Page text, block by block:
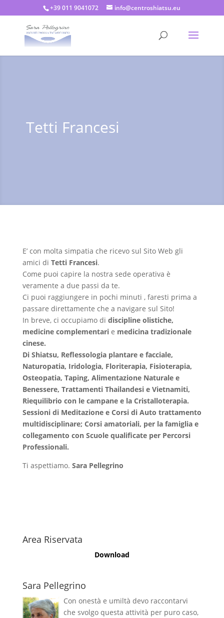
+39 011 9041072 info@centroshiatsu.eu
Tetti Francesi
E’ con molta simpatia che ricevo sul Sito Web gli
amici di Tetti Francesi.
Come puoi capire la nostra sede operativa è
veramente a due passi da te.
Ci puoi raggiungere in pochi minuti , faresti prima a
passare direttamente che a navigare sul Sito!
In breve, ci occupiamo di discipline olistiche,
medicine complementari e medicina tradizionale
cinese.
Di Shiatsu, Reflessologia plantare e facciale,
Naturopatia, Iridologia, Floriterapia, Fisioterapia,
Osteopatia, Taping, Alimentazione Naturale e
Benessere, Trattamenti Thailandesi e Vietnamiti,
Riequilibrio con le campane e la Cristalloterapia.
Sessioni di Meditazione e Corsi di Auto trattamento
multidisciplinare; Corsi amatoriali, per la famiglia e
collegamento con Scuole qualificate per Percorsi
Professionali.
Ti aspettiamo. Sara Pellegrino
Area Riservata
Download
Sara Pellegrino
Con onestà e umiltà devo raccontarvi
che svolgo questa attività per puro caso,